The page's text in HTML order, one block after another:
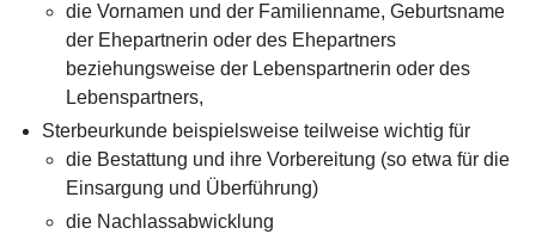
die Vornamen und der Familienname, Geburtsname
der Ehepartnerin oder des Ehepartners
beziehungsweise der Lebenspartnerin oder des
Lebenspartners,
Sterbeurkunde beispielsweise teilweise wichtig für
die Bestattung und ihre Vorbereitung (so etwa für die
Einsargung und Überführung)
die Nachlassabwicklung